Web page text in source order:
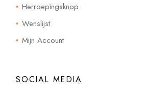
Herroepingsknop
Wenslijst
Mijn Account
SOCIAL MEDIA